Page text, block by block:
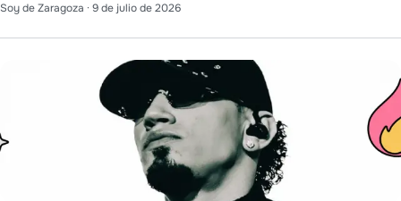
Soy de Zaragoza · 9 de julio de 2026